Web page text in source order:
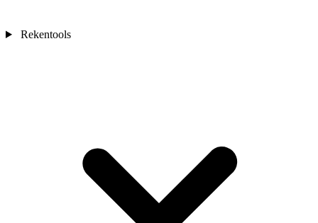
Rekentools